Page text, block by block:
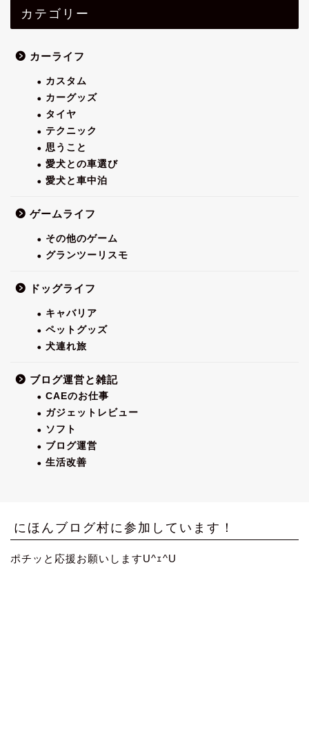
カテゴリー
カーライフ
カスタム
カーグッズ
タイヤ
テクニック
思うこと
愛犬との車選び
愛犬と車中泊
ゲームライフ
その他のゲーム
グランツーリスモ
ドッグライフ
キャバリア
ペットグッズ
犬連れ旅
ブログ運営と雑記
CAEのお仕事
ガジェットレビュー
ソフト
ブログ運営
生活改善
にほんブログ村に参加しています！
ポチッと応援お願いしますU^ｪ^U